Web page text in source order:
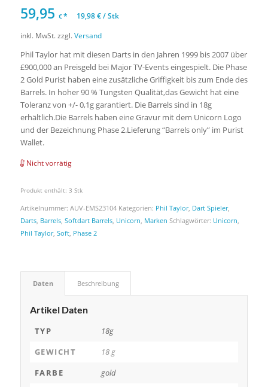
59,95 €* 19,98€/Stk
inkl. MwSt. zzgl. Versand
Phil Taylor hat mit diesen Darts in den Jahren 1999 bis 2007 über
£900,000 an Preisgeld bei Major TV-Events eingespielt. Die Phase
2 Gold Purist haben eine zusätzliche Griffigkeit bis zum Ende des
Barrels. In hoher 90 % Tungsten Qualität,das Gewicht hat eine
Toleranz von +/- 0,1g garantiert. Die Barrels sind in 18g
erhältlich.Die Barrels haben eine Gravur mit dem Unicorn Logo
und der Bezeichnung Phase 2.Lieferung “Barrels only” im Purist
Wallet.
Nicht vorrätig
Produkt enthält: 3 Stk
Artikelnummer: AUV-EMS23104 Kategorien: Phil Taylor, Dart Spieler,
Darts, Barrels, Softdart Barrels, Unicorn Marken Schlagwörter: Unicorn
Phil Taylor, Soft, Phase 2
Daten Beschreibung
Artikel Daten
TYP
18g
GEWICHT
18 g
FARBE
gold